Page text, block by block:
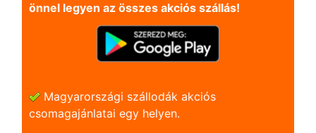
önnel legyen az összes akciós szállás!
Magyarországi szállodák akciós
csomagajánlatai egy helyen.